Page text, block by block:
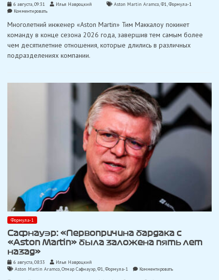
6 августа, 09:31 Илья Навроцкий Aston Martin Aramco,Ф1,Формула-1
Комментироватьon
инженер
Martin»
Тим
покинет
Многолетний инженер «Aston Martin» Тим Маккалоу покинет
команду в конце сезона 2026 года, завершив тем самым более
чем десятилетние отношения, которые длились в различных
подразделениях компании.
Формула-1
Сафнауэр: «Первопричина бардака с
«Aston Martin» была заложена пять лет
назад»
6 августа, 08:33
Илья Навроцкий
Aston Martin Aramco,Отмар Сафнауэр,Ф1,Формула-1 Комментироватьon